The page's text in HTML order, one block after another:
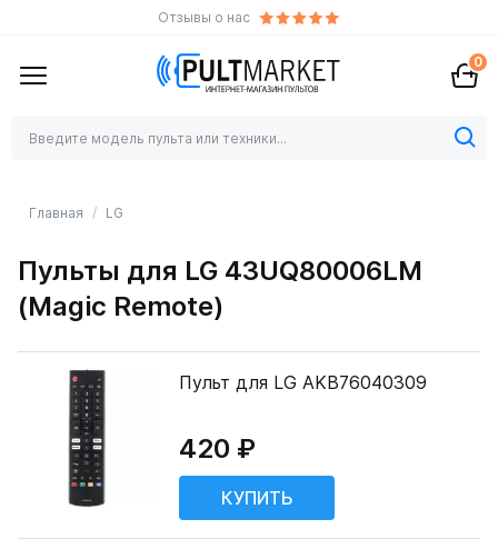
Отзывы о нас
0
Главная LG
Пульты для LG 43UQ80006LM
(Magic Remote)
Пульт для LG AKB76040309
420 ₽